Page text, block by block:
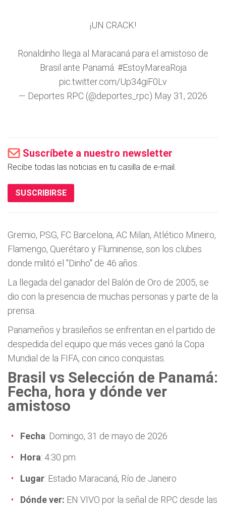
¡UN CRACK!
Ronaldinho llega al Maracaná para el amistoso de
Brasil ante Panamá. #EstoyMareaRoja
pic.twitter.com/Up34giF0Lv
— Deportes RPC (@deportes_rpc) May 31, 2026
Suscríbete a nuestro newsletter
Recibe todas las noticias en tu casilla de e-mail.
SUSCRIBIRSE
Gremio, PSG, FC Barcelona, AC Milan, Atlético Mineiro,
Flamengo, Querétaro y Fluminense, son los clubes
donde militó el "Dinho" de 46 años.
La llegada del ganador del Balón de Oro de 2005, se
dio con la presencia de muchas personas y parte de la
prensa.
Panameños y brasileños se enfrentan en el partido de
despedida del equipo que más veces ganó la Copa
Mundial de la FIFA, con cinco conquistas.
Brasil vs Selección de Panamá:
Fecha, hora y dónde ver
amistoso
Fecha: Domingo, 31 de mayo de 2026
Hora: 4:30 pm
Lugar: Estadio Maracaná, Río de Janeiro
Dónde ver: EN VIVO por la señal de RPC desde las